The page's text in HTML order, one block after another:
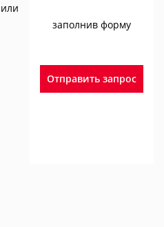
или
заполнив форму
Отправить запрос